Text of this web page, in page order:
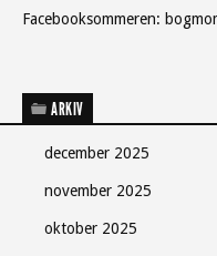
Facebooksommeren:
ARKIV
december 2025
november 2025
oktober 2025